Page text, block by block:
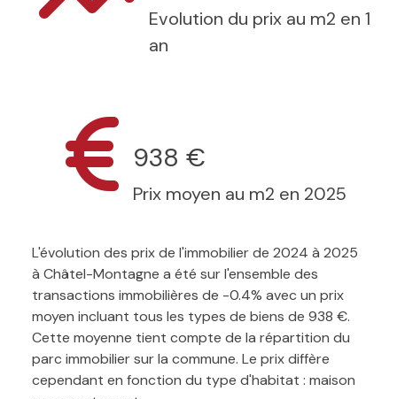
Evolution du prix au m2 en 1
an
938 €
Prix moyen au m2 en 2025
L'évolution des prix de l'immobilier de 2024 à 2025
à Châtel-Montagne a été sur l'ensemble des
transactions immobilières de -0.4% avec un prix
moyen incluant tous les types de biens de 938 €.
Cette moyenne tient compte de la répartition du
parc immobilier sur la commune. Le prix diffère
cependant en fonction du type d'habitat : maison